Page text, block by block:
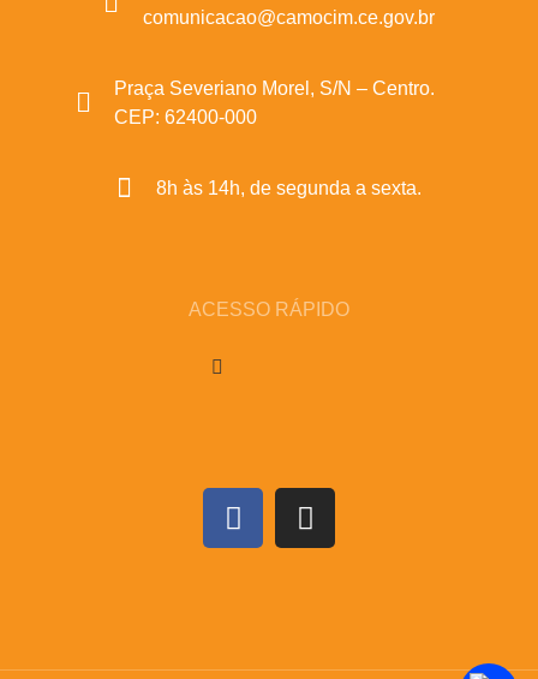
comunicacao@camocim.ce.gov.br
Praça Severiano Morel, S/N – Centro.
CEP: 62400-000
8h às 14h, de segunda a sexta.
ACESSO RÁPIDO